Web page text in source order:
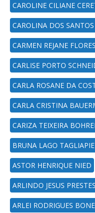
CAROLINE CILIANE
CAROLINA DOS
CARMEN REJANE FLORES
CARLISE PORTO
CARLA ROSANE DA
CARLA CRISTINA
CARIZA TEIXEIRA
BRUNA LAGO
ASTOR HENRIQUE NIED
ARLINDO JESUS
ARLEI RODRIGUES